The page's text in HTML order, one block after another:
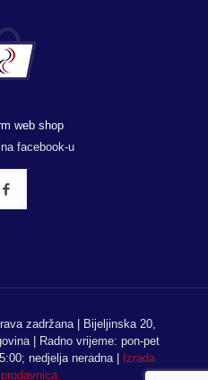
web shop
facebook-u
zadržana | Bijeljinska 20,
| Radno vrijeme: pon-pet
nedjelja neradna |
Izrada
prodavnica